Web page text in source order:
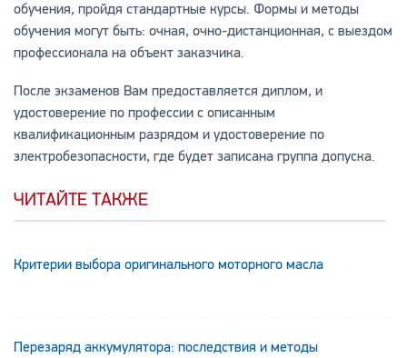
обучения, пройдя стандартные курсы. Формы и методы
обучения могут быть: очная, очно-дистанционная, с выездом
профессионала на объект заказчика.
После экзаменов Вам предоставляется диплом, и
удостоверение по профессии с описанным
квалификационным разрядом и удостоверение по
электробезопасности, где будет записана группа допуска.
ЧИТАЙТЕ ТАКЖЕ
Критерии выбора оригинального моторного масла
Перезаряд аккумулятора: последствия и методы